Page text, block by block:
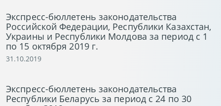
Экспресс-бюллетень законодательства
Российской Федерации, Республики Казахстан,
Украины и Республики Молдова за период с 1
по 15 октября 2019 г.
31.10.2019
Экспресс-бюллетень законодательства
Республики Беларусь за период с 24 по 30